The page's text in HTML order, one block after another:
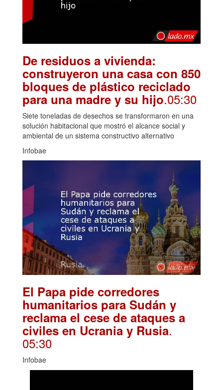
De residuos a vivienda:
construyeron una casa con 850
bloques de plástico reciclado
para una madre y su hijo.05:30
Siete toneladas de desechos se transformaron en una
solución habitacional que mostró el alcance social y
ambiental de un sistema constructivo alternativo
Infobae
El Papa pide corredores
humanitarios para Sudán y
reclama el cese de ataques a
civiles en Ucrania y Rusia.
05:30
Infobae